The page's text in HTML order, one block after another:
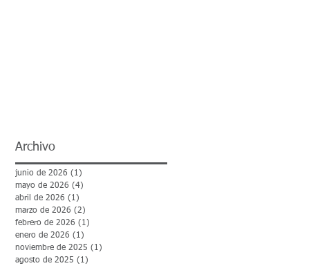
Archivo
junio de 2026 (1)
mayo de 2026 (4)
abril de 2026 (1)
marzo de 2026 (2)
febrero de 2026 (1)
enero de 2026 (1)
noviembre de 2025 (1)
agosto de 2025 (1)